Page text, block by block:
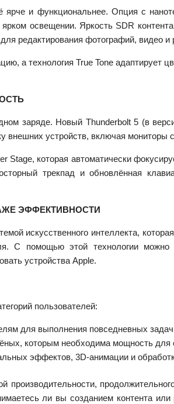
и функциональнее. Опция с
освещении. Яркость SDR контента
редактирования фотографий, видео и
а технология True Tone адаптирует
заряде. Новый Thunderbolt 5 (в
внешних устройств, включая мониторы
которая автоматически
трекпад и обновлённая
ЭФФЕКТИВНОСТИ
искусственного интеллекта,
С помощью этой технологии можно
устройства Apple.
пользователей:
для выполнения повседневных
которым необходима мощность для
эффектов, 3D-анимации и
ли вы созданием контента